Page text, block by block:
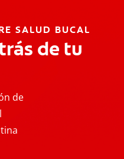
SALUD BUCAL
de tu
de